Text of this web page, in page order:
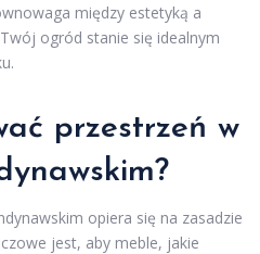
między estetyką a
ogród stanie się idealnym
przestrzeń w
opiera się na zasadzie
jest, aby meble, jakie